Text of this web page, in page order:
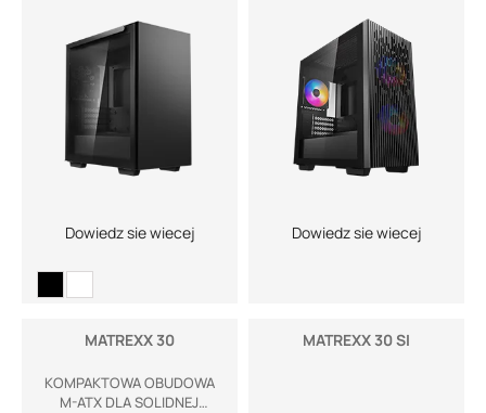
Dowiedz sie wiecej Dowiedz sie wiecej
MATREXX 30
KOMPAKTOWA OBUDOWA
M-ATX DLA SOLIDNEJ
MATREXX 30 SI